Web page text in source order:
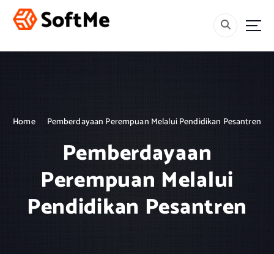
Home Pemberdayaan Perempuan Melalui Pendidikan Pesantren
Pemberdayaan
Perempuan Melalui
Pendidikan Pesantren